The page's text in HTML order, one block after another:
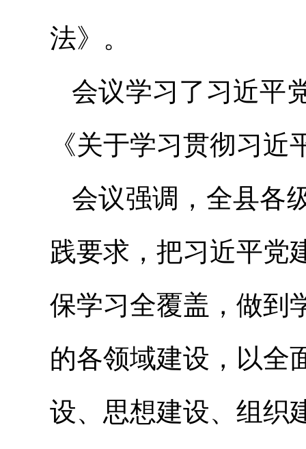
法》。
会议学习了习近平
《关于学习贯彻习
会议强调，全县各
践要求，把习近平党
保学习全覆盖，做到
的各领域建设，以全
设、思想建设、组织